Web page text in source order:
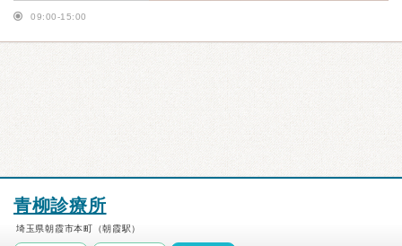
09:00-15:00
青柳診療所
埼玉県朝霞市本町（朝霞駅）